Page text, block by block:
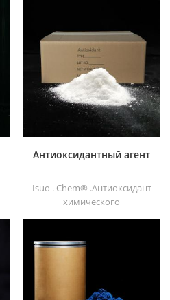
лака, пластиковой краски,
краски для контейнеров и
т.д
Антиоксидантный агент
Isuo . Chem® .Антиоксидант
химического
органический синтез